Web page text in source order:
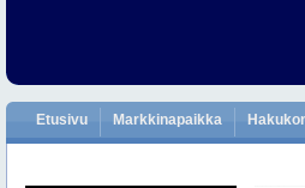
Etusivu Markkinapaikka